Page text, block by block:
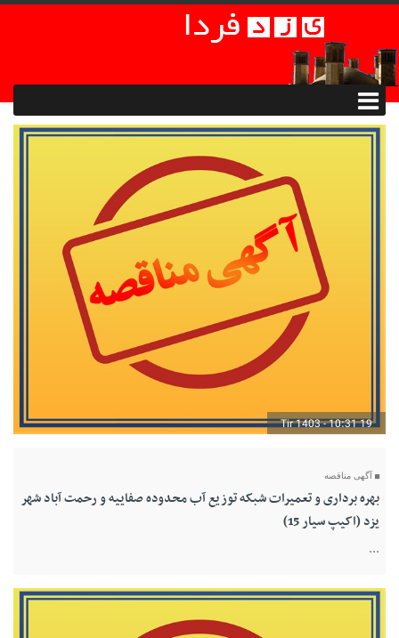
19 Tir 1403 - 10:31
آگهی مناقصه
بهره برداری و تعمیرات شبکه توزیع آب محدوده صفاییه و رحمت آباد شهر
یزد (اکیپ سیار 15)
...